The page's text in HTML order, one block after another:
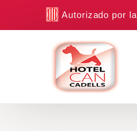
Autorizado por